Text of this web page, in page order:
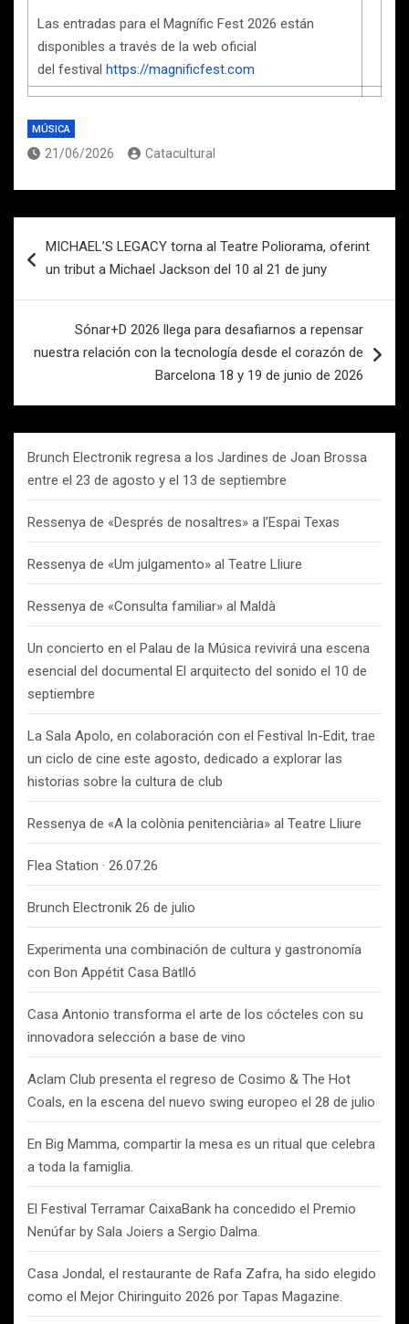
Las entradas para el Magnífic Fest 2026 están
disponibles a través de la web oficial
del festival https://magnificfest.com
MÚSICA
21/06/2026 Catacultural
de
MICHAEL’S LEGACY torna al Teatre Poliorama, oferint
un tribut a Michael Jackson del 10 al 21 de juny
Sónar+D 2026 llega para desafiarnos a repensar
nuestra relación con la tecnología desde el corazón de
Barcelona 18 y 19 de junio de 2026
Brunch Electronik regresa a los Jardines de Joan Brossa
entre el 23 de agosto y el 13 de septiembre
Ressenya de «Després de nosaltres» a l’Espai Texas
Ressenya de «Um julgamento» al Teatre Lliure
Ressenya de «Consulta familiar» al Maldà
Un concierto en el Palau de la Música revivirá una escena
esencial del documental El arquitecto del sonido el 10 de
septiembre
La Sala Apolo, en colaboración con el Festival In-Edit, trae
un ciclo de cine este agosto, dedicado a explorar las
historias sobre la cultura de club
Ressenya de «A la colònia penitenciària» al Teatre Lliure
Flea Station · 26.07.26
Brunch Electronik 26 de julio
Experimenta una combinación de cultura y gastronomía
con Bon Appétit Casa Batlló
Casa Antonio transforma el arte de los cócteles con su
innovadora selección a base de vino
Aclam Club presenta el regreso de Cosimo & The Hot
Coals, en la escena del nuevo swing europeo el 28 de julio
En Big Mamma, compartir la mesa es un ritual que celebra
a toda la famiglia.
El Festival Terramar CaixaBank ha concedido el Premio
Nenúfar by Sala Joiers a Sergio Dalma.
Casa Jondal, el restaurante de Rafa Zafra, ha sido elegido
como el Mejor Chiringuito 2026 por Tapas Magazine.